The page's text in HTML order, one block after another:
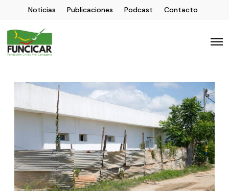
Noticias Publicaciones Podcast Contacto